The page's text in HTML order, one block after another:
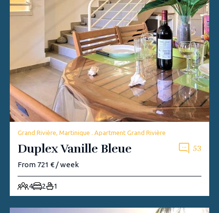
Grand Rivière, Martinique . Apartment Grand Rivière
Duplex Vanille Bleue 53
From 721 € / week
4 2 1